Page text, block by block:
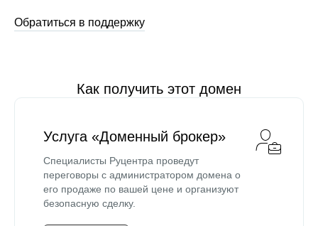
Обратиться в поддержку
Как получить этот домен
Услуга «Доменный брокер»
Специалисты Руцентра проведут
переговоры с администратором домена о
его продаже по вашей цене и организуют
безопасную сделку.